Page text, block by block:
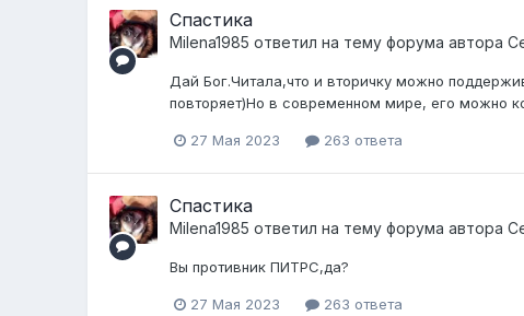
Спастика
Milena1985 ответил на тему форума автора
Дай Бог.Читала,что и вторичку можно
повторяет)Но в современном мире, его можно
27 Мая 2023 263 ответа
Спастика
Milena1985 ответил на тему форума автора
Вы противник ПИТРС,да?
27 Мая 2023 263 ответа